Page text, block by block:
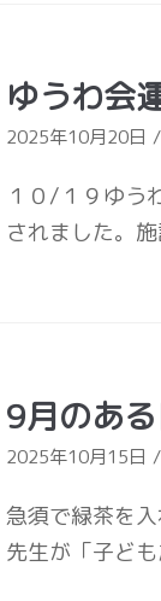
ゆうわ会
2025年10月20日
１０/１９ゆう
されました。
9月のあ
2025年10月15日
急須で緑茶を
先生が「子ど